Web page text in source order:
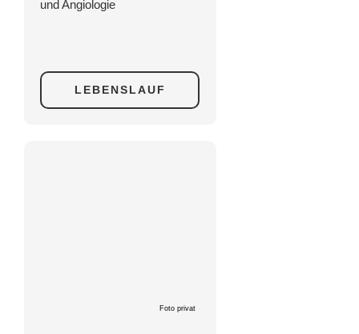
und Angiologie
LEBENSLAUF
Foto privat